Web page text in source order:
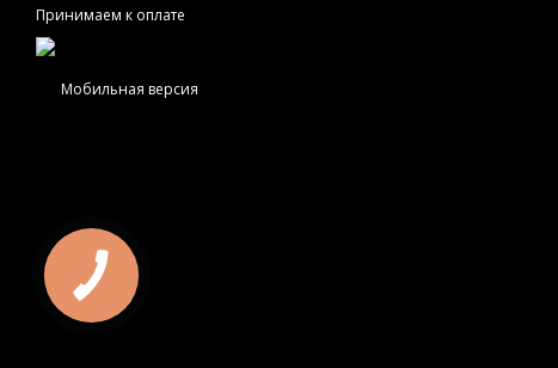
Принимаем к оплате
Мобильная версия